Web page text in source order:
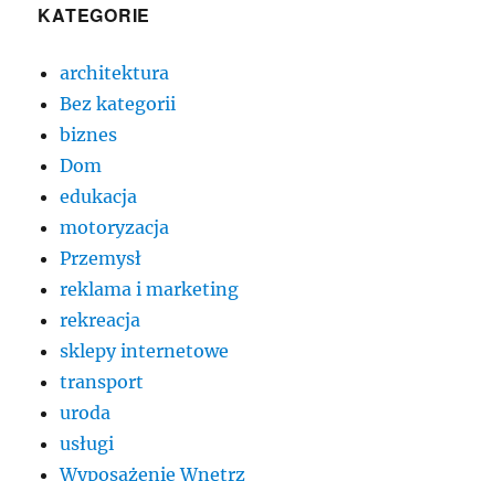
KATEGORIE
architektura
Bez kategorii
biznes
Dom
edukacja
motoryzacja
Przemysł
reklama i marketing
rekreacja
sklepy internetowe
transport
uroda
usługi
Wyposażenie Wnętrz